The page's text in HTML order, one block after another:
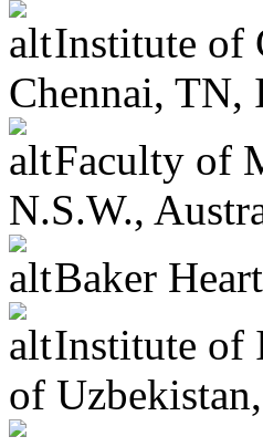
Institute of
Chennai, TN,
Faculty of
N.S.W.,
Baker
Institute of
of